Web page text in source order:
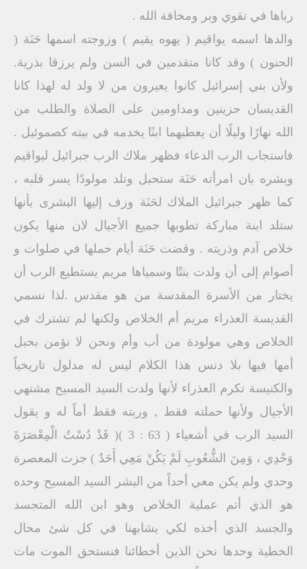
رباها في تقوي وبر ومخافة الله .
والدها اسمه يواقيم ( يهوه يقيم ) وزوجته اسمها حَنَة (
الحنون ) وقد كانا متقدمين في السن ولم يرزقا بذرية.
ولأن بني إسرائيل كانوا يعيرون من لا ولد له لهذا كانا
القديسان حزينين ومداومين على الصلاة والطلب من
الله نهارًا وليلًا أن يعطيهما ابنًا يخدمه في بيته كصموئيل .
فاستجاب الرب الدعاء فظهر ملاك الرب جبرائيل ليواقيم
وبشره بان امرأته حَنَة ستحبل وتلد مولودًا يسر قلبه ،
كما ظهر جبرائيل الملاك لحَنَة وزف إليها البشرى بأنها
ستلد ابنة مباركة تطوبها جميع الأجيال لان منها يكون
خلاص آدم وذريته . وقضت حَنَة أيام حملها في صلوات و
أصوام إلى أن ولدت بنتًا وسمياها مريم يستطيع الرب أن
يختار من الأسرة المقدسة من هو مقدس .لذا نسمي
القديسة العذراء مريم أم الخلاص ولكنها لم تشترك في
الخلاص وهي مولودة من أب وأم ونحن لا نؤمن بحبل
أمها فيها بلا دنس هذا الكلام ليس له مدلول تاريخياً
والكنيسة تكرم العذراء لأنها ولدت السيد المسيح مشتهي
الأجيال ولأنها حملته فقط , وربته فقط أماً له و يقول
السيد الرب في أشعياء ( 63 : 3 )( قَدْ دُسْتُ الْمِعْصَرَةَ
وَحْدِي ، وَمِنَ الشُّعُوبِ لَمْ يَكُنْ مَعِي أَحَدٌ ) جزت المعصرة
وحدي ولم يكن معي أحداً من البشر السيد المسيح وحده
هو الذي أتم عملية الخلاص وهو ابن الله المتجسد
والجسد الذي أخذه لكي يشابهنا في كل شئ محال
الخطية وحدها نحن الذين أخطائنا فنستحق الموت مات